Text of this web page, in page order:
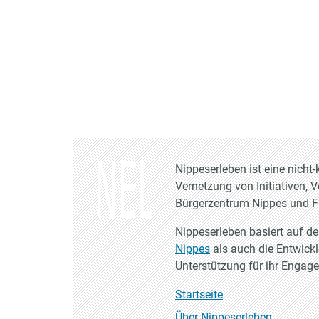
Nippeserleben ist eine
Vernetzung von Initiativen,
Bürgerzentrum Nippes und
Nippeserleben basiert auf
Nippesals auch die
Unterstützung für ihr
Startseite